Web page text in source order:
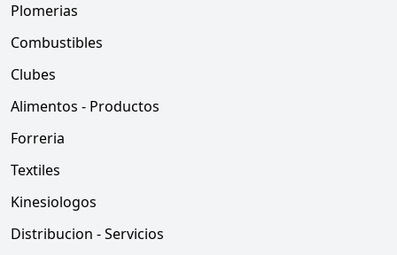
Plomerias
Combustibles
Clubes
Alimentos - Productos
Forreria
Textiles
Kinesiologos
Distribucion - Servicios